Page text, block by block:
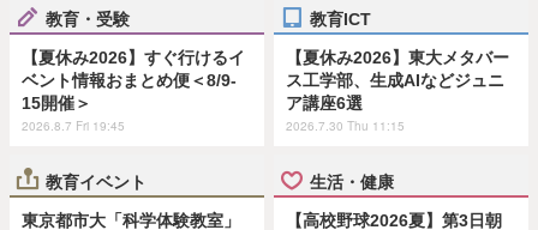
教育・受験
【夏休み2026】すぐ行けるイ
ベント情報おまとめ便＜8/9-
15開催＞
2026.8.7 Fri 19:45
教育ICT
【夏休み2026】東大メタバー
ス工学部、生成AIなどジュニ
ア講座6選
2026.7.30 Thu 11:15
教育イベント
東京都市大「科学体験教室」
生活・健康
【高校野球2026夏】第3日朝